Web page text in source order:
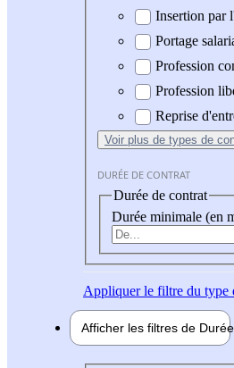
Insertion par
Portage
Profession
Profession
Reprise
Voir plus de types de
DURÉE DE CONTRAT
Durée de contrat
Durée minimale (en
Appliquerle filtre du type
Afficher les filtres de